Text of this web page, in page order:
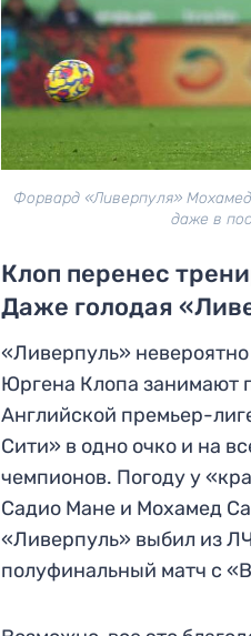
Форвард «Ливерпуля»
даже в
Клоп перенес
Даже голодая
«Ливерпуль»
Юргена Клопа занимают
Английской премьер-
Сити» в одно очко и на
чемпионов. Погоду у
Садио Мане и Мохамед
«Ливерпуль» выбил из
полуфинальный матч с